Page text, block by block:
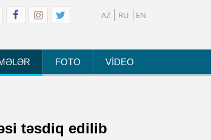
AZ RU EN
FOTO VİDEO
təsdiq edilib